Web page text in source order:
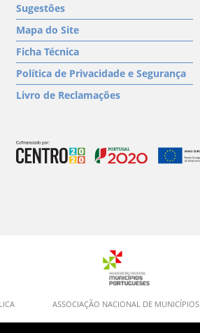
Sugestões
Mapa do Site
Ficha Técnica
Política de Privacidade e Segurança
Livro de Reclamações
ASSOCIAÇÃO NACIONAL DE MUNICÍPIOS